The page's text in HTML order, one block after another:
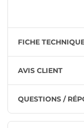
FICHE
AVIS CLIENT
QUESTIONS /